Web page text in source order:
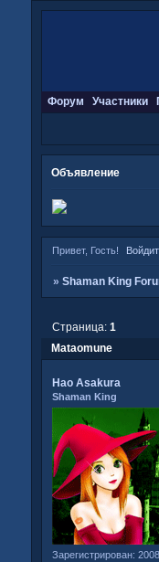
Форум Участники
Объявление
Привет, Гость!
» Shaman King
Mataomune
Страница: 1
Hao Asakura
Shaman King
Зарегистрирован: